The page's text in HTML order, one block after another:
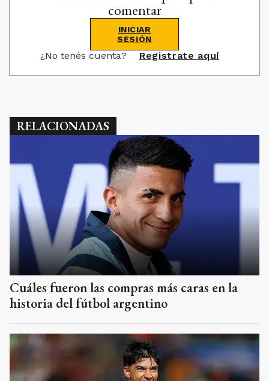
RELACIONADAS
Cuáles fueron las compras más caras en la
historia del fútbol argentino